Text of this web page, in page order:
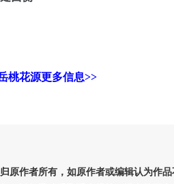
桃花源更多信息>>
原作者所有，如原作者或编辑认为作